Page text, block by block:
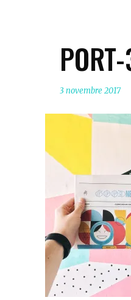
3 novembre 2017